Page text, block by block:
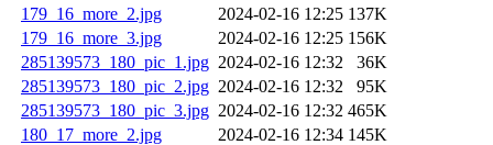
179_16_more_2.jpg
2024-02-16 12:25 137K
179_16_more_3.jpg
2024-02-16 12:25 156K
285139573_180_pic_1.jpg 2024-02-16 12:32
36K
285139573_180_pic_2.jpg 2024-02-16 12:32
95K
285139573_180_pic_3.jpg 2024-02-16 12:32 465K
180_17_more_2.jpg
2024-02-16 12:34 145K